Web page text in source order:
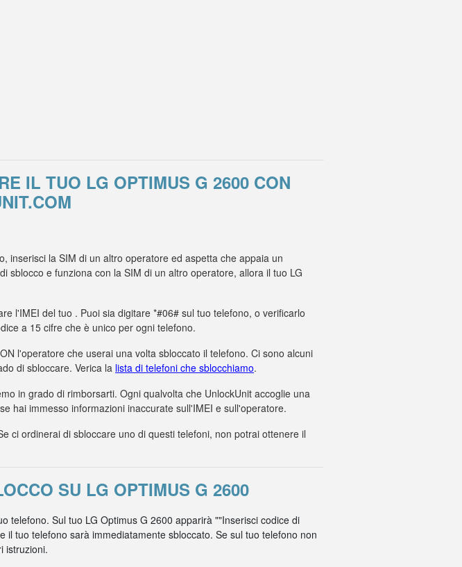
IL TUO LG OPTIMUS G 2600 CON
inserisci la SIM di un altro operatore ed aspetta che appaia un
sblocco e funziona con la SIM di un altro operatore, allora il tuo LG
l'IMEI del tuo . Puoi sia digitare *#06# sul tuo telefono, o verificarlo
a 15 cifre che è unico per ogni telefono.
l'operatore che userai una volta sbloccato il telefono. Ci sono alcuni
di sbloccare. Verica la lista di telefoni che sblocchiamo.
in grado di rimborsarti. Ogni qualvolta che UnlockUnit accoglie una
hai immesso informazioni inaccurate sull'IMEI e sull'operatore.
ci ordinerai di sbloccare uno di questi telefoni, non potrai ottenere il
SU LG OPTIMUS G 2600
telefono. Sul tuo LG Optimus G 2600 apparirà ""Inserisci codice di
tuo telefono sarà immediatamente sbloccato. Se sul tuo telefono non
istruzioni.